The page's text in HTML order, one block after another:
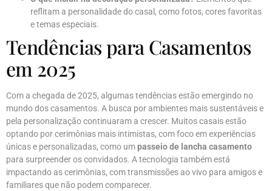
reflitam a personalidade do casal, como fotos, cores favoritas
e temas especiais.
Tendências para Casamentos
em 2025
Com a chegada de 2025, algumas tendências estão emergindo no
mundo dos casamentos. A busca por ambientes mais sustentáveis e
pela personalização continuaram a crescer. Muitos casais estão
optando por cerimônias mais intimistas, com foco em experiências
únicas e personalizadas, como umpasseio de lancha casamento
para surpreender os convidados. A tecnologia também está
impactando as cerimônias, com transmissões ao vivo para amigos e
familiares que não podem comparecer.